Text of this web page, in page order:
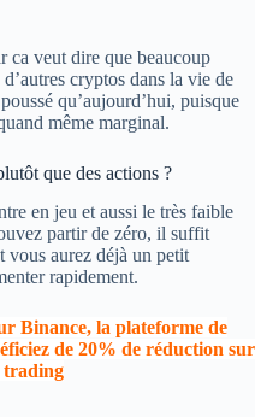
ca veut dire que beaucoup
cryptos dans la vie de
qu’aujourd’hui, puisque
même marginal.
que des actions ?
en jeu et aussi le très faible
partir de zéro, il suffit
vous aurez déjà un petit
rapidement.
Binance, la plateforme de
de 20% de réduction sur
trading